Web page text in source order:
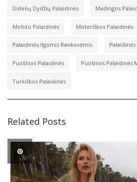
Didelių Dydžių Palaidinės Madingos
Mohito Palaidinės Moteriškos Palaidinės
Palaidinės Ilgomis Rankovėmis
Puošnios Palaidinės Puošnios Palaidinės
Turkiškos Palaidinės
Related Posts